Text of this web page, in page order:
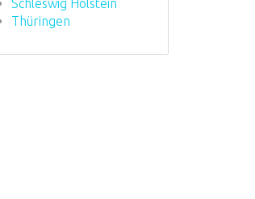
Schleswig Holstein
Thüringen